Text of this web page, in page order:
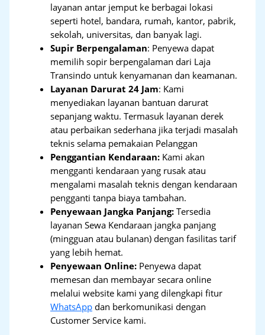
layanan antar jemput ke berbagai lokasi
seperti hotel, bandara, rumah, kantor, pabrik,
sekolah, universitas, dan banyak lagi.
Supir Berpengalaman: Penyewa dapat
memilih sopir berpengalaman dari Laja
Transindo untuk kenyamanan dan keamanan.
Layanan Darurat 24 Jam: Kami
menyediakan layanan bantuan darurat
sepanjang waktu. Termasuk layanan derek
atau perbaikan sederhana jika terjadi masalah
teknis selama pemakaian Pelanggan
Penggantian Kendaraan: Kami akan
mengganti kendaraan yang rusak atau
mengalami masalah teknis dengan kendaraan
pengganti tanpa biaya tambahan.
Penyewaan Jangka Panjang: Tersedia
layanan Sewa Kendaraan jangka panjang
(mingguan atau bulanan) dengan fasilitas tarif
yang lebih hemat.
Penyewaan Online: Penyewa dapat
memesan dan membayar secara online
melalui website kami yang dilengkapi fitur
WhatsApp dan berkomunikasi dengan
Customer Service kami.